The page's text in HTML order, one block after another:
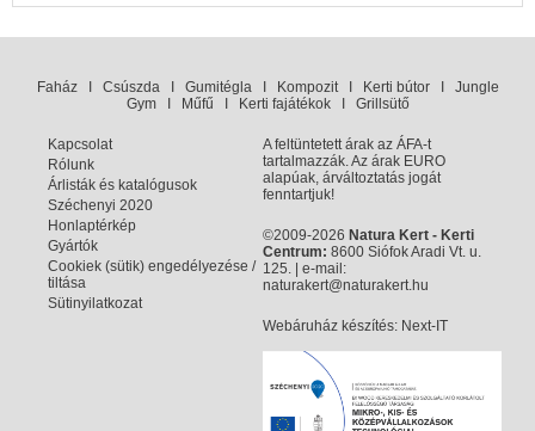
FaházI CsúszdaI GumitéglaI KompozitI Kerti bútorI Jungle
GymI Műfű Kerti fajátékokI Grillsütő
Kapcsolat
Rólunk
Árlisták és katalógusok
Széchenyi 2020
Honlaptérkép
Gyártók
Cookiek (sütik) engedélyezése /
tiltása
Sütinyilatkozat
A feltüntetett árak az ÁFA-t
tartalmazzák. Az árak EURO
alapúak, árváltoztatás jogát
fenntartjuk!
©2009-2026 Natura Kert - Kerti
Centrum: 8600 Siófok Aradi Vt. u.
125. | e-mail:
naturakert@naturakert.hu
Webáruház készítés: Next-IT